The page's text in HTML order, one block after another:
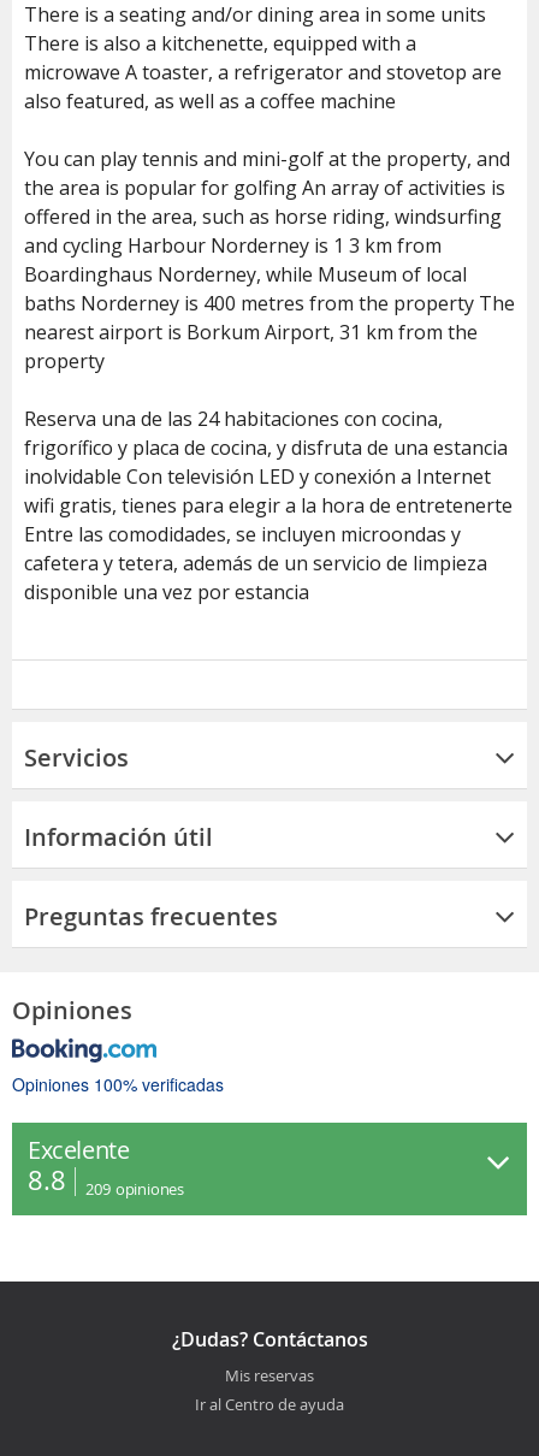
There is a seating and/or dining area in some units
There is also a kitchenette, equipped with a
microwave A toaster, a refrigerator and stovetop are
also featured, as well as a coffee machine
You can play tennis and mini-golf at the property, and
the area is popular for golfing An array of activities is
offered in the area, such as horse riding, windsurfing
and cycling Harbour Norderney is 1 3 km from
Boardinghaus Norderney, while Museum of local
baths Norderney is 400 metres from the property The
nearest airport is Borkum Airport, 31 km from the
property
Reserva una de las 24 habitaciones con cocina,
frigorífico y placa de cocina, y disfruta de una estancia
inolvidable Con televisión LED y conexión a Internet
wifi gratis, tienes para elegir a la hora de entretenerte
Entre las comodidades, se incluyen microondas y
cafetera y tetera, además de un servicio de limpieza
disponible una vez por estancia
Servicios
Información útil
Preguntas frecuentes
Opiniones
Opiniones 100% verificadas
Excelente
8.8 209 opiniones
¿Dudas? Contáctanos
Mis reservas
Ir al Centro de ayuda